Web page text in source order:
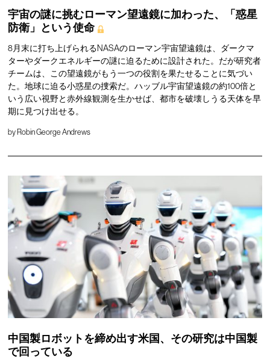
宇宙の謎に挑むローマン望遠鏡に加わった、「惑星
防衛」という使命
8月末に打ち上げられるNASAのローマン宇宙望遠鏡は、ダークマ
ターやダークエネルギーの謎に迫るために設計された。だが研究者
チームは、この望遠鏡がもう一つの役割を果たせることに気づい
た。地球に迫る小惑星の捜索だ。ハッブル宇宙望遠鏡の約100倍と
いう広い視野と赤外線観測を生かせば、都市を破壊しうる天体を早
期に見つけ出せる。
by Robin George Andrews
中国製ロボットを締め出す米国、その研究は中国製
で回っている